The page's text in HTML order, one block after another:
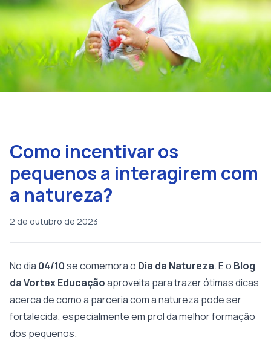
Como incentivar os
pequenos a interagirem com
a natureza?
2 de outubro de 2023
No dia 04/10se comemora o Dia da Natureza. E o Blog
da Vortex Educaçãoaproveita para trazer ótimas dicas
acerca de como a parceria com a natureza pode ser
fortalecida, especialmente em prol da melhor formação
dos pequenos.